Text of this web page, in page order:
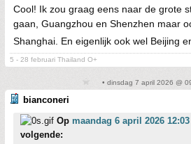
Cool! Ik zou graag eens naar de grote
gaan, Guangzhou en Shenzhen maar
Shanghai. En eigenlijk ook wel Beijing
5 - 28 februari Thailand O+
• dinsdag 7 april 2026 @
bianconeri
Op maandag 6 april 2026 12:03
volgende: